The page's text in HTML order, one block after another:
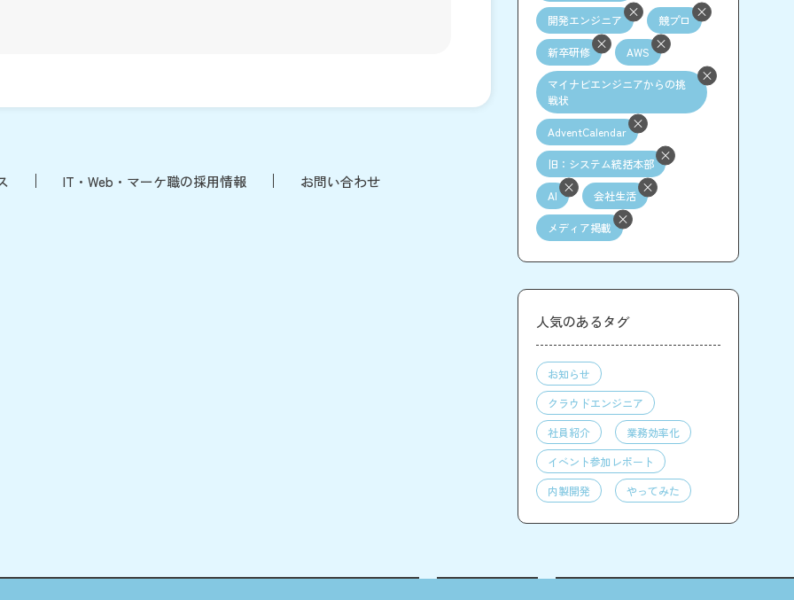
IT・Web・マーケ職の採用情報 お問い合わせ
開発エンジニア 競プロ
新卒研修 AWS
マイナビエンジニアからの挑
戦状
AdventCalendar
旧：システム統括本部
AI 会社生活
メディア掲載
人気のあるタグ
お知らせ
クラウドエンジニア
社員紹介
業務効率化
イベント参加レポート
内製開発
やってみた